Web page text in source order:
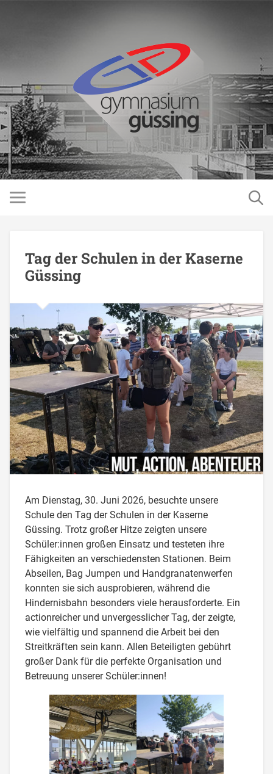
Tag der Schulen in der Kaserne
Güssing
Am Dienstag, 30. Juni 2026, besuchte unsere
Schule den Tag der Schulen in der Kaserne
Güssing. Trotz großer Hitze zeigten unsere
Schüler:innen großen Einsatz und testeten ihre
Fähigkeiten an verschiedensten Stationen. Beim
Abseilen, Bag Jumpen und Handgranatenwerfen
konnten sie sich ausprobieren, während die
Hindernisbahn besonders viele herausforderte. Ein
actionreicher und unvergesslicher Tag, der zeigte,
wie vielfältig und spannend die Arbeit bei den
Streitkräften sein kann. Allen Beteiligten gebührt
großer Dank für die perfekte Organisation und
Betreuung unserer Schüler:innen!